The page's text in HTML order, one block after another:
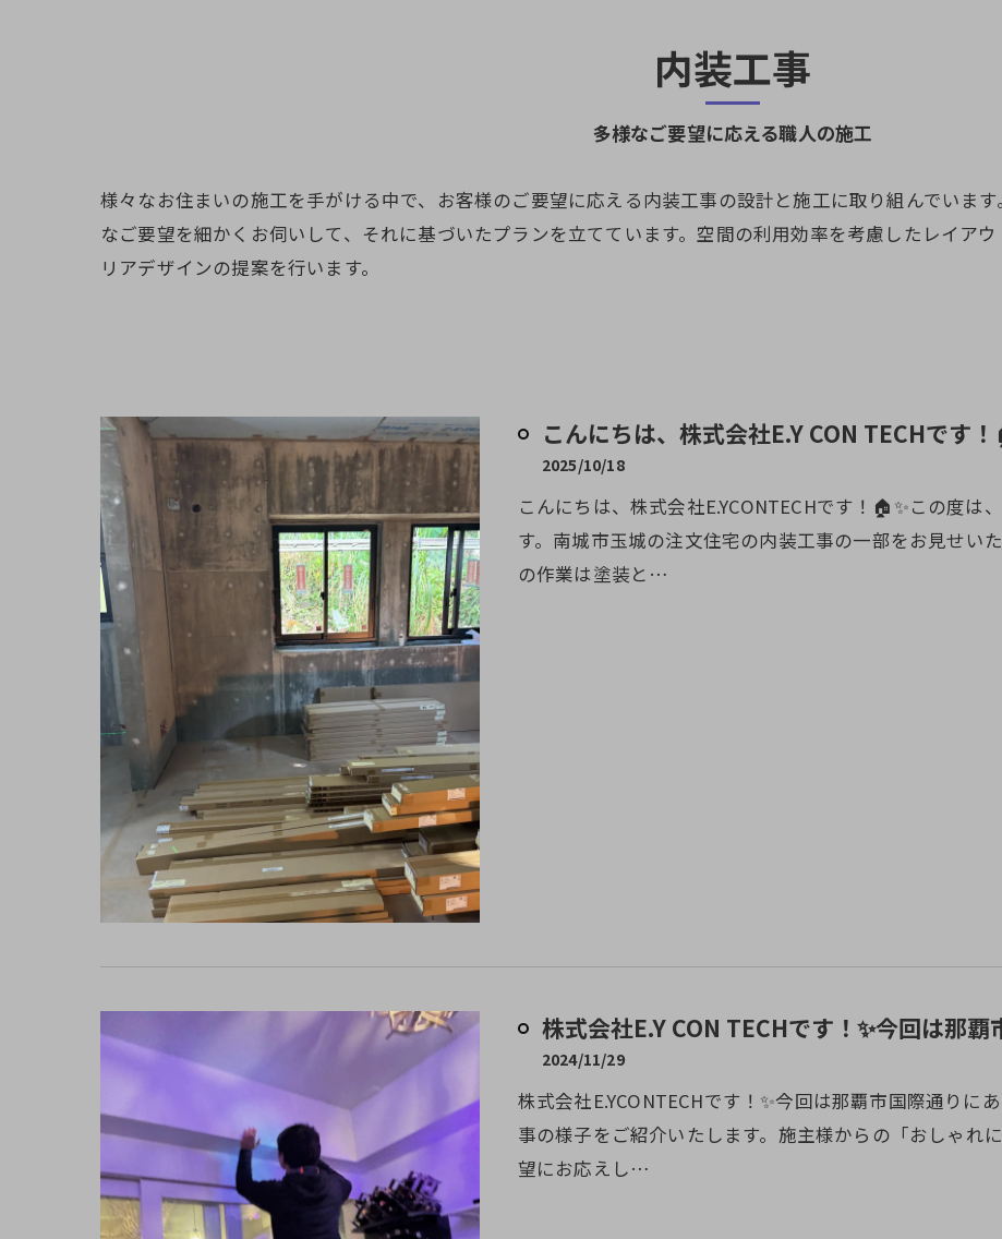
内装工事
多様なご要望に応える職人の施工
様々なお住まいの施工を手がける中で、お客様のご要望に応える内装工事の設計と施工に取り組んでいま
なご要望を細かくお伺いして、それに基づいたプランを立てています。空間の利用効率を考慮したレイア
リアデザインの提案を行います。
こんにちは、株式会社E.Y CON TECHです
2025/10/18
こんにちは、株式会社E.YCONTECHです！🏠✨この度
す。南城市玉城の注文住宅の内装工事の一部をお見せい
の作業は塗装と…
株式会社E.Y CON TECHです！✨今回は那
2024/11/29
株式会社E.YCONTECHです！✨今回は那覇市国際通りに
事の様子をご紹介いたします。施主様からの「おしゃれ
望にお応えし…